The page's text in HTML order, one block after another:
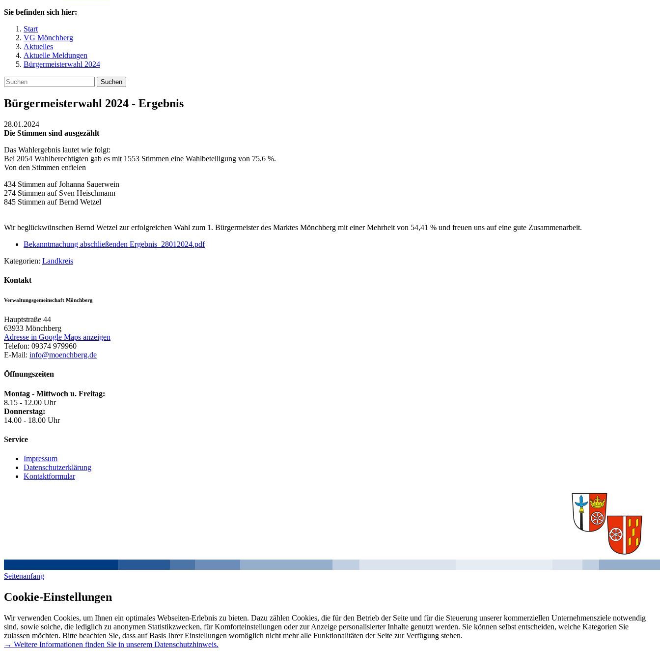
Sie befinden sich hier:
Start
VG Mönchberg
Aktuelles
Aktuelle Meldungen
Bürgermeisterwahl 2024
Suchen
Bürgermeisterwahl 2024 - Ergebnis
28.01.2024
Die Stimmen sind ausgezählt
Das Wahlergebnis lautet wie folgt:
Bei 2054 Wahlberechtigten gab es mit 1553 Stimmen eine Wahlbeteiligung von 75,6 %.
Von den Stimmen enfielen
434 Stimmen auf Johanna Sauerwein
274 Stimmen auf Sven Heischmann
845 Stimmen auf Bernd Wetzel
Wir beglückwünschen Bernd Wetzel zur erfolgreichen Wahl zum 1. Bürgermeister des Marktes Mönchberg mit einer Mehrheit von 54,41 % und freuen uns auf eine gute Zusammenarbeit.
Bekanntmachung abschließenden Ergebnis_28012024.pdf
Kategorien: Landkreis
Kontakt
Verwaltungsgemeinschaft Mönchberg
Hauptstraße 44
63933 Mönchberg
Adresse in Google Maps anzeigen
Telefon: 09374 979960
E-Mail: info@moenchberg.de
Öffnungszeiten
Montag - Mittwoch u. Freitag:
8.15 - 12.00 Uhr
Donnerstag:
14.00 - 18.00 Uhr
Service
Impressum
Datenschutzerklärung
Kontaktformular
Seitenanfang
Cookie-Einstellungen
Wir verwenden Cookies, um Ihnen ein optimales Webseiten-Erlebnis zu bieten. Dazu zählen Cookies, die für den Betrieb der Seite und für die Steuerung unserer kommerziellen Unternehmensziele notwendig
sind, sowie solche, die lediglich zu anonymen Statistikzwecken, für Komforteinstellungen oder zur Anzeige personalisierter Inhalte genutzt werden. Sie können selbst entscheiden, welche Kategorien Sie
zulassen möchten. Bitte beachten Sie, dass auf Basis Ihrer Einstellungen womöglich nicht mehr alle Funktionalitäten der Seite zur Verfügung stehen.
→ Weitere Informationen finden Sie in unserem Datenschutzhinweis.